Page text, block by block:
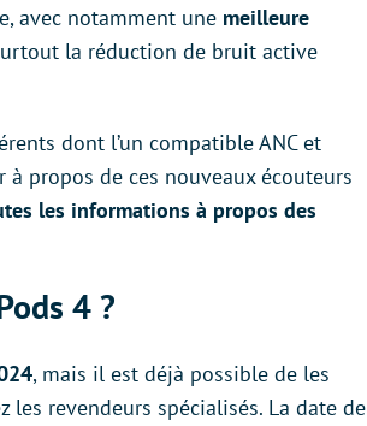
avec notamment une meilleure
la réduction de bruit active
dont l’un compatible ANC et
à propos de ces nouveaux écouteurs
les informations à propos des
4 ?
, mais il est déjà possible de les
revendeurs spécialisés. La date de